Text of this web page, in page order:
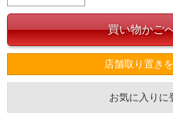
店舗取り置き
お気に入りに